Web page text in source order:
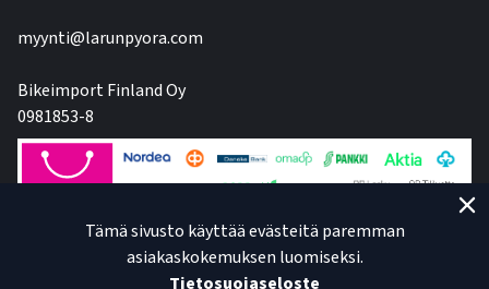
myynti@larunpyora.com
Bikeimport Finland Oy
0981853-8
Tämä sivusto käyttää evästeitä paremman
asiakaskokemuksen luomiseksi.
Tietosuojaseloste